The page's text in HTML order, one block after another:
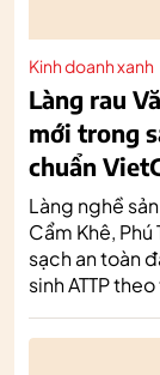
Kinh doanh xanh
Làng rau
mới trong
chuẩn
Làng nghề
Cẩm Khê,
sạch an toàn
sinh ATTP